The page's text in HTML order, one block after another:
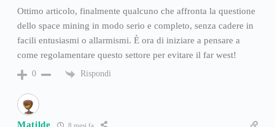
Ottimo articolo, finalmente qualcuno che affronta la questione
dello space mining in modo serio e completo, senza cadere in
facili entusiasmi o allarmismi. È ora di iniziare a pensare a
come regolamentare questo settore per evitare il far west!
0 Rispondi
Matilde 8 mesi fa